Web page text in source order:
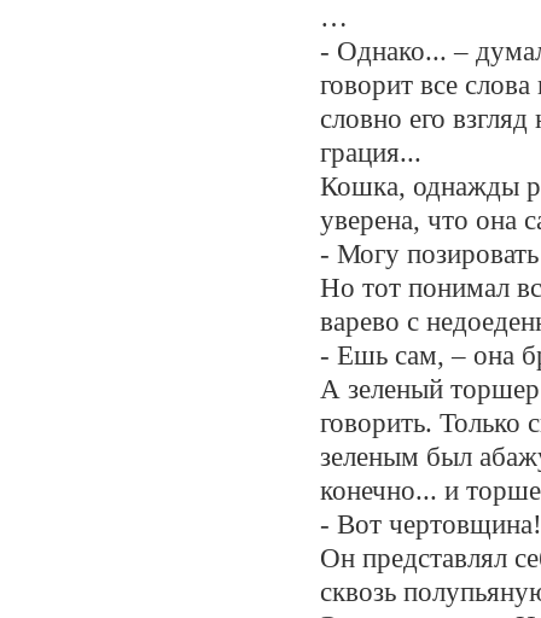
…
- Однако... –
говорит все
словно его
грация...
Кошка, однажды
уверена, что она
- Могу
Но тот понимал
варево с
- Ешь сам, – она
А зеленый
говорить. Только
зеленым был
конечно... и
- Вот
Он представлял
сквозь